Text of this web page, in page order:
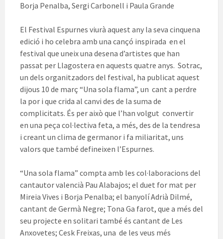
Borja Penalba, Sergi Carbonell i Paula Grande
El Festival Espurnes viurà aquest any la seva cinquena
edició i ho celebra amb una cançó inspirada en el
festival que uneix una desena d’artistes que han
passat per Llagostera en aquests quatre anys. Sotrac,
un dels organitzadors del festival, ha publicat aquest
dijous 10 de març “Una sola flama”, un cant a perdre
la por i que crida al canvi des de la suma de
complicitats. És per això que l’han volgut convertir
en una peça col·lectiva feta, a més, des de la tendresa
i creant un clima de germanor i fa miliaritat, uns
valors que també defineixen l’Espurnes.
“Una sola flama” compta amb les col·laboracions del
cantautor valencià Pau Alabajos; el duet for mat per
Mireia Vives i Borja Penalba; el banyolí Adrià Dilmé,
cantant de Germà Negre; Tona Ga farot, que a més del
seu projecte en solitari també és cantant de Les
Anxovetes; Cesk Freixas, una de les veus més